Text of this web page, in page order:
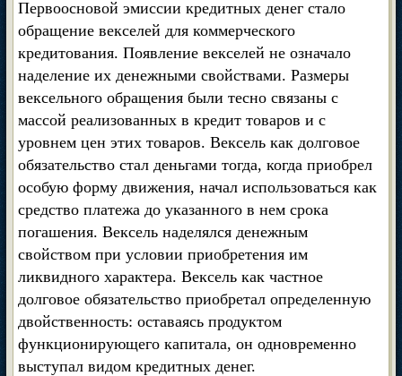
Первоосновой эмиссии кредитных денег стало
обращение векселей для коммерческого
кредитования. Появление векселей не означало
наделение их денежными свойствами. Размеры
вексельного обращения были тесно связаны с
массой реализованных в кредит товаров и с
уровнем цен этих товаров. Вексель как долговое
обязательство стал деньгами тогда, когда приобрел
особую форму движения, начал использоваться как
средство платежа до указанного в нем срока
погашения. Вексель наделялся денежным
свойством при условии приобретения им
ликвидного характера. Вексель как частное
долговое обязательство приобретал определенную
двойственность: оставаясь продуктом
функционирующего капитала, он одновременно
выступал видом кредитных денег.